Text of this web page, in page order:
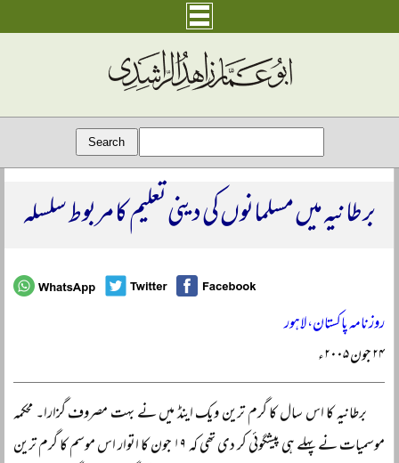
برطانیہ میں مسلمانوں کی دینی تعلیم کا مربوط سلسلہ
روزنامہ پاکستان، لاہور
۲۴ جون ۲۰۰۵ء
برطانیہ کا اس سال کا گرم ترین ویک اینڈ میں نے بہت مصروف گزارا۔ محکمہ
موسمیات نے پہلے ہی پیشگوئی کر دی تھی کہ ۱۹ جون کا اتوار اس موسم کا گرم ترین